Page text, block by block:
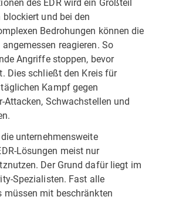
und bei den
Bedrohungen können die
reagieren. So
Angriffe stoppen, bevor
Dies schließt den Kreis für
Kampf gegen
Attacken, Schwachstellen und
unternehmensweite
Lösungen meist nur
Der Grund dafür liegt im
Spezialisten. Fast alle
müssen mit beschränkten